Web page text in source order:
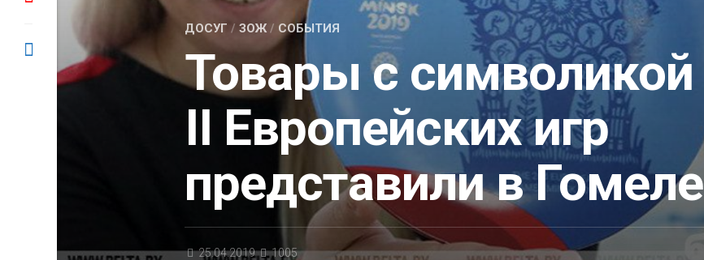
ДОСУГ / ЗОЖ / СОБЫТИЯ
Товары с символикой
II Европейских игр
представили в Гомеле
25.04.2019 1005